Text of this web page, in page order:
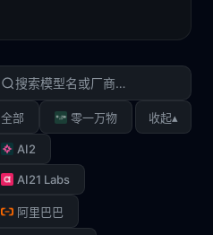
全部 零一万物
AI2
AI21 Labs
阿里巴巴
收起▴